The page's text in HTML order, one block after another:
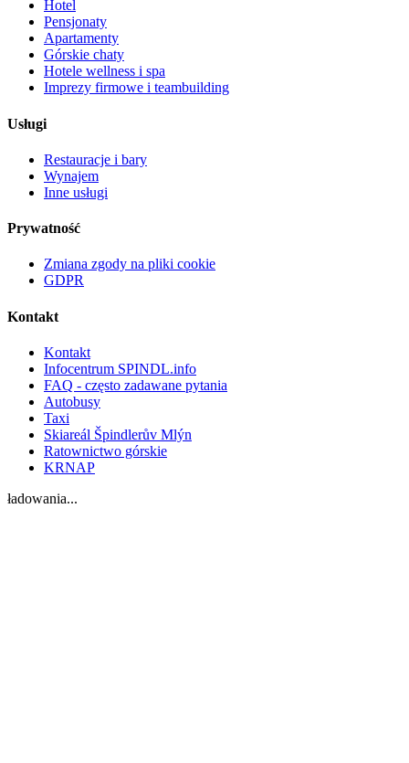
Hotel
Pensjonaty
Apartamenty
Górskie chaty
Hotele wellness i spa
Imprezy firmowe i teambuilding
Usługi
Restauracje i bary
Wynajem
Inne usługi
Prywatność
Zmiana zgody na pliki cookie
GDPR
Kontakt
Kontakt
Infocentrum SPINDL.info
FAQ - często zadawane pytania
Autobusy
Taxi
Skiareál Špindlerův Mlýn
Ratownictwo górskie
KRNAP
ładowania...